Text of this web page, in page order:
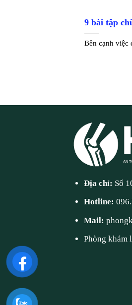
9 bài tập
Bên cạnh việc
Địa chỉ: Số
Hotline:
Mail:
Phòng khám